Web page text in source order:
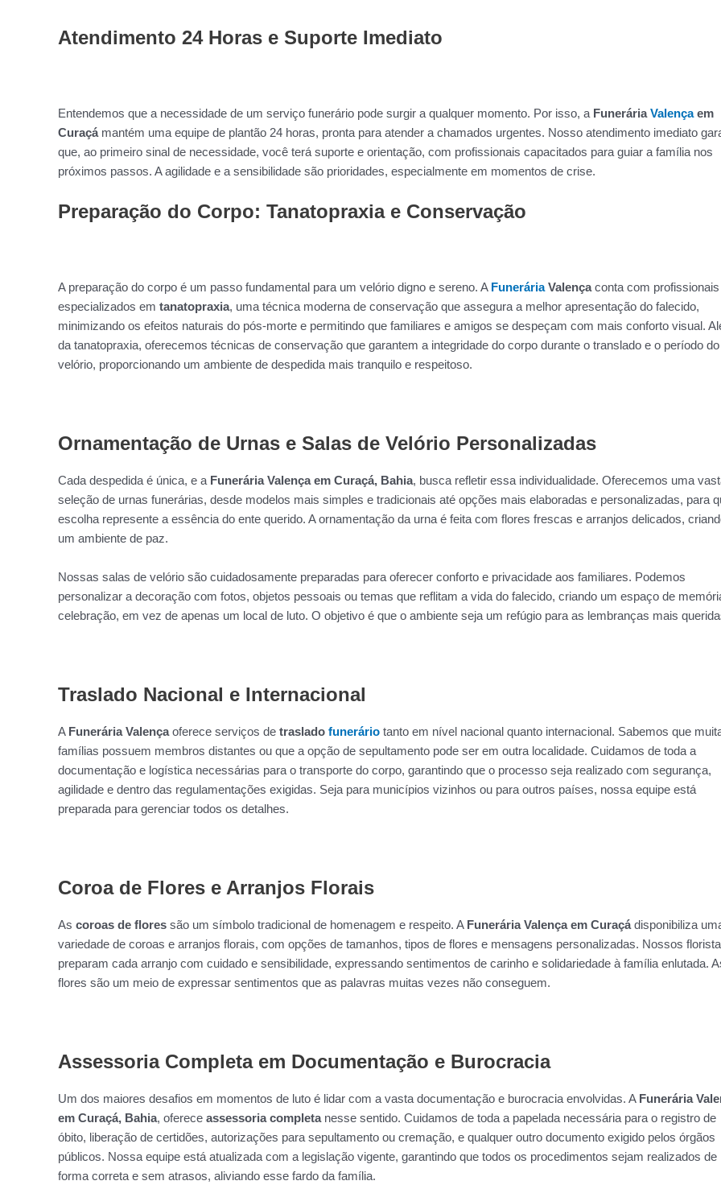
Atendimento 24 Horas e Suporte Imediato
Entendemos que a necessidade de um serviço funerário pode surgir a qualquer momento. Por isso, a FuneráriaValençaem
Curaçá mantém uma equipe de plantão 24 horas, pronta para atender a chamados urgentes. Nosso atendimento imediato
que, ao primeiro sinal de necessidade, você terá suporte e orientação, com profissionais capacitados para guiar a família nos
próximos passos. A agilidade e a sensibilidade são prioridades, especialmente em momentos de crise.
Preparação do Corpo: Tanatopraxia e Conservação
A preparação do corpo é um passo fundamental para um velório digno e sereno. A FuneráriaValençaconta com profissionais
especializados em tanatopraxia, uma técnica moderna de conservação que assegura a melhor apresentação do falecido,
minimizando os efeitos naturais do pós-morte e permitindo que familiares e amigos se despeçam com mais conforto visual.
da tanatopraxia, oferecemos técnicas de conservação que garantem a integridade do corpo durante o translado e o período do
velório, proporcionando um ambiente de despedida mais tranquilo e respeitoso.
Ornamentação de Urnas e Salas de Velório Personalizadas
Cada despedida é única, e a Funerária Valença em Curaçá, Bahia, busca refletir essa individualidade. Oferecemos uma
seleção de urnas funerárias, desde modelos mais simples e tradicionais até opções mais elaboradas e personalizadas, para
escolha represente a essência do ente querido. A ornamentação da urna é feita com flores frescas e arranjos delicados,
um ambiente de paz.
Nossas salas de velório são cuidadosamente preparadas para oferecer conforto e privacidade aos familiares. Podemos
personalizar a decoração com fotos, objetos pessoais ou temas que reflitam a vida do falecido, criando um espaço de
celebração, em vez de apenas um local de luto. O objetivo é que o ambiente seja um refúgio para as lembranças mais
Traslado Nacional e Internacional
A Funerária Valençaoferece serviços de traslado funerário tanto em nível nacional quanto internacional. Sabemos que
famílias possuem membros distantes ou que a opção de sepultamento pode ser em outra localidade. Cuidamos de toda a
documentação e logística necessárias para o transporte do corpo, garantindo que o processo seja realizado com segurança,
agilidade e dentro das regulamentações exigidas. Seja para municípios vizinhos ou para outros países, nossa equipe está
preparada para gerenciar todos os detalhes.
Coroa de Flores e Arranjos Florais
As coroas de flores são um símbolo tradicional de homenagem e respeito. A Funerária Valença em Curaçá disponibiliza
variedade de coroas e arranjos florais, com opções de tamanhos, tipos de flores e mensagens personalizadas. Nossos
preparam cada arranjo com cuidado e sensibilidade, expressando sentimentos de carinho e solidariedade à família enlutada.
flores são um meio de expressar sentimentos que as palavras muitas vezes não conseguem.
Assessoria Completa em Documentação e Burocracia
Um dos maiores desafios em momentos de luto é lidar com a vasta documentação e burocracia envolvidas. A Funerária
em Curaçá, Bahia, oferece assessoria completanesse sentido. Cuidamos de toda a papelada necessária para o registro de
óbito, liberação de certidões, autorizações para sepultamento ou cremação, e qualquer outro documento exigido pelos órgãos
públicos. Nossa equipe está atualizada com a legislação vigente, garantindo que todos os procedimentos sejam realizados de
forma correta e sem atrasos, aliviando esse fardo da família.